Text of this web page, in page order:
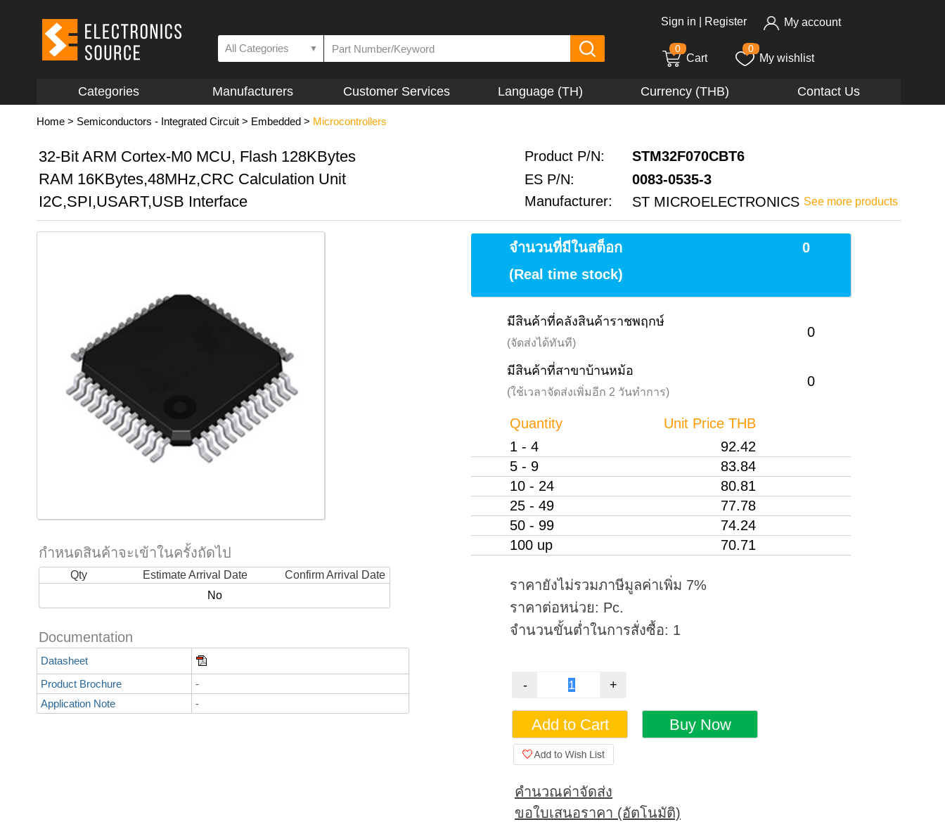
All Categories ▼
Sign in Register My account
0
Cart
0
My wishlist
Categories Manufacturers Customer Services Language (TH) Currency (THB) Contact Us
Home > Semiconductors - Integrated Circuit > Embedded > Microcontrollers
32-Bit ARM Cortex-M0 MCU, Flash 128KBytes Product P/N: STM32F070CBT6
RAM 16KBytes,48MHz,CRC Calculation Unit ES P/N: 0083-0535-3
I2C,SPI,USART,USB Interface Manufacturer: ST MICROELECTRONICS See more products
กำหนดสินค้าจะเข้าในครั้งถัดไป
Qty Estimate Arrival Date
Confirm Arrival Date
No
Documentation
Datasheet
Product Brochure
-
Application Note
-
จำนวนที่มีในสต็อก
0
(Real time stock)
มีสินค้าที่คลังสินค้าราชพฤกษ์
(จัดส่งได้ทันที)
0
มีสินค้าที่สาขาบ้านหม้อ
(ใช้เวลาจัดส่งเพิ่มอีก 2 วันทำการ)
0
Quantity
Unit Price THB
1 - 4
92.42
5 - 9
83.84
10 - 24
80.81
25 - 49
77.78
50 - 99
74.24
100 up
70.71
ราคายังไม่รวมภาษีมูลค่าเพิ่ม 7%
ราคาต่อหน่วย: Pc.
จำนวนขั้นต่ำในการสั่งซื้อ: 1
คำนวณค่าจัดส่ง
ขอใบเสนอราคา (อัตโนมัติ)